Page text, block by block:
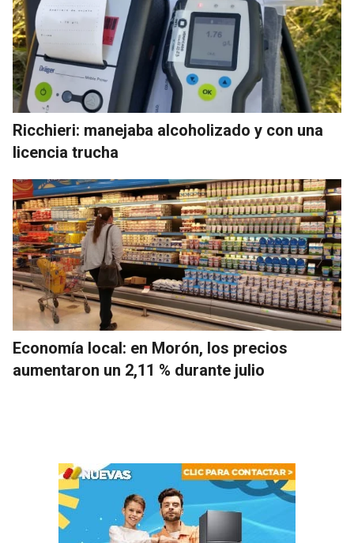
Ricchieri: manejaba alcoholizado y con una
licencia trucha
Economía local: en Morón, los precios
aumentaron un 2,11 % durante julio